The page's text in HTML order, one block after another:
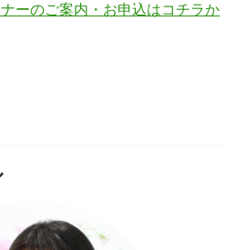
ーのご案内・お申込はコチラか